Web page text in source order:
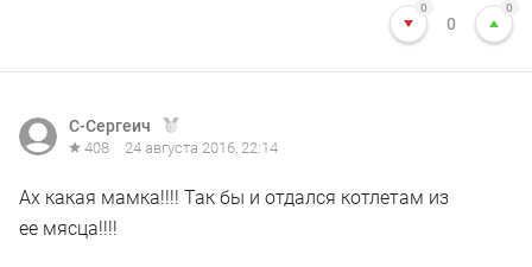
0
0
0
С-Сергеич
408 24 августа 2016, 22:14
Ах какая мамка!!!! Так бы и отдался котлетам из
ее мясца!!!!